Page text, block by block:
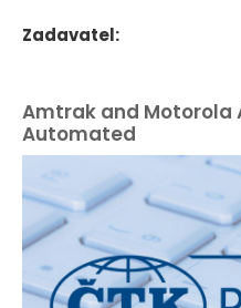
Zadavatel:
Amtrak and Motorola
Automated